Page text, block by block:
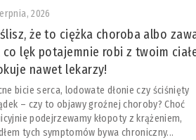
2026
że to ciężka choroba albo
co lęk potajemnie robi z twoim
nawet lekarzy!
bicie serca, lodowate dłonie czy ściśnięty
– czy to objawy groźnej choroby? Choć
podejrzewamy kłopoty z krążeniem,
tych symptomów bywa chroniczny...